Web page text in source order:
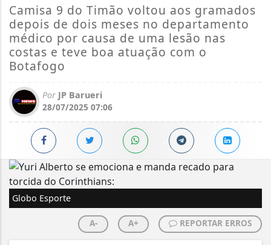
Camisa 9 do Timão voltou aos gramados
depois de dois meses no departamento
médico por causa de uma lesão nas
costas e teve boa atuação com o
Botafogo
Por JP Barueri
28/07/2025 07:06
Globo Esporte
A- A+ REPORTAR ERROS